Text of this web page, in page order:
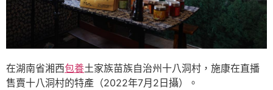
在湖南省湘西包養土家族苗族自治州十八洞村，施康在直播
售賣十八洞村的特產（2022年7月2日攝）。